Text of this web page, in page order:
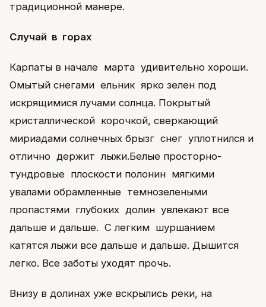
традиционной манере.
Случай в горах
Карпаты в начале марта удивительно хороши.
Омытый снегами ельник ярко зелен под
искрящимися лучами солнца. Покрытый
кристаллической корочкой, сверкающий
мириадами солнечных брызг снег уплотнился и
отлично держит лыжи.Белые просторно-
тундровые плоскости полонин мягкими
увалами обрамленные темнозелеными
пропастями глубоких долин увлекают все
дальше и дальше. С легким шуршанием
катятся лыжи все дальше и дальше. Дышится
легко. Все заботы уходят прочь.
Внизу в долинах уже вскрылись реки, на